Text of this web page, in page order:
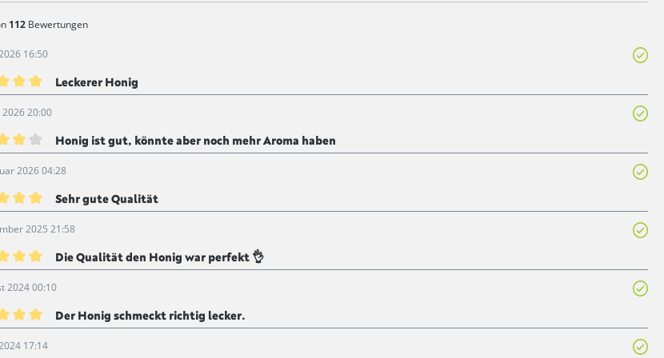
112 Bewertungen
16:50
mit 5 von 5 Sternen
Leckerer Honig
20:00
mit 4 von 5 Sternen
Honig ist gut, könnte aber noch mehr Aroma haben
2026 04:28
mit 5 von 5 Sternen
Sehr gute Qualität
2025 21:58
mit 5 von 5 Sternen
Die Qualität den Honig war perfekt 👌
2024 00:10
mit 5 von 5 Sternen
Der Honig schmeckt richtig lecker.
17:14